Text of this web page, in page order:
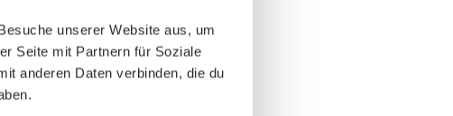
unserer Website aus, um
Seite mit Partnern für Soziale
anderen Daten verbinden, die du